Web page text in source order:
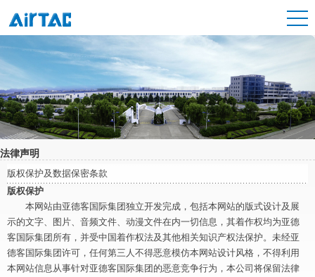
法律声明
版权保护及数据保密条款
版权保护
本网站由亚德客国际集团独立开发完成，包括本网站的版式设计及展
示的文字、图片、音频文件、动漫文件在内一切信息，其着作权均为亚德
客国际集团所有，并受中国着作权法及其他相关知识产权法保护。未经亚
德客国际集团许可，任何第三人不得恶意模仿本网站设计风格，不得利用
本网站信息从事针对亚德客国际集团的恶意竞争行为，本公司将保留法律